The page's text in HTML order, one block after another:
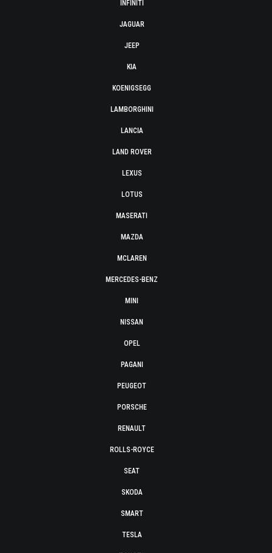
INFINITI
JAGUAR
JEEP
KIA
KOENIGSEGG
LAMBORGHINI
LANCIA
LAND ROVER
LEXUS
LOTUS
MASERATI
MAZDA
MCLAREN
MERCEDES-BENZ
MINI
NISSAN
OPEL
PAGANI
PEUGEOT
PORSCHE
RENAULT
ROLLS-ROYCE
SEAT
SKODA
SMART
TESLA